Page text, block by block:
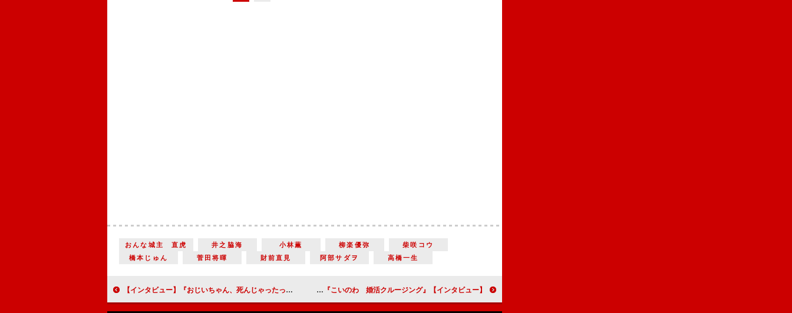
おんな城主 直虎 井之脇海 小林薫 柳楽優弥
柴咲コウ
橋本じゅん
菅田将暉 財前直見 阿部サダヲ 高橋一生
【インタビュー】『おじいちゃん、死んじゃったって。』岸井ゆきの「森ガキ組でなければ、こんなに変われなかった」 【インタビュー】『こいのわ 婚活クルージング』風間杜夫「喜劇ほど真剣に演じなければと思っています」